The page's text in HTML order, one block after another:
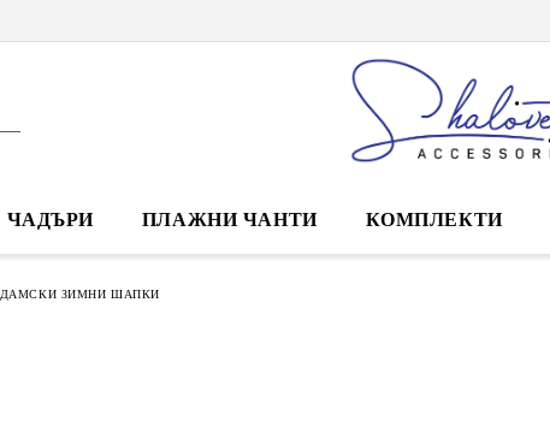
ЧАДЪРИ ПЛАЖНИ ЧАНТИ КОМПЛЕКТИ
ДАМСКИ ЗИМНИ ШАПКИ